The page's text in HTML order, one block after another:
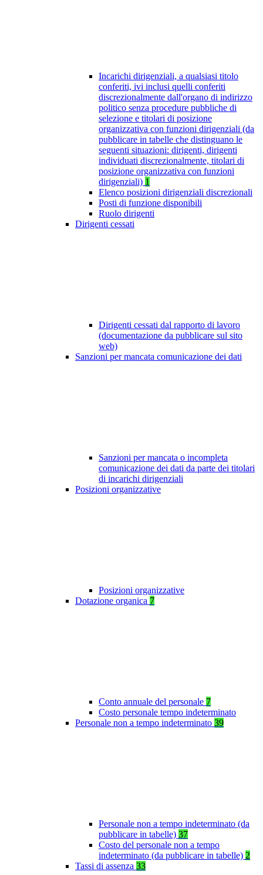
Incarichi dirigenziali, a qualsiasi titolo
conferiti, ivi inclusi quelli conferiti
discrezionalmente dall'organo di indirizzo
politico senza procedure pubbliche di
selezione e titolari di posizione
organizzativa con funzioni dirigenziali (da
pubblicare in tabelle che distinguano le
seguenti situazioni: dirigenti, dirigenti
individuati discrezionalmente, titolari di
posizione organizzativa con funzioni
dirigenziali) 1
Elenco posizioni dirigenziali discrezionali
Posti di funzione disponibili
Ruolo dirigenti
Dirigenti cessati
Dirigenti cessati dal rapporto di lavoro
(documentazione da pubblicare sul sito
web)
Sanzioni per mancata comunicazione dei dati
Sanzioni per mancata o incompleta
comunicazione dei dati da parte dei titolari
di incarichi dirigenziali
Posizioni organizzative
Posizioni organizzative
Dotazione organica 7
Conto annuale del personale 7
Costo personale tempo indeterminato
Personale non a tempo indeterminato 39
Personale non a tempo indeterminato (da
pubblicare in tabelle) 37
Costo del personale non a tempo
indeterminato (da pubblicare in tabelle) 2
Tassi di assenza 33